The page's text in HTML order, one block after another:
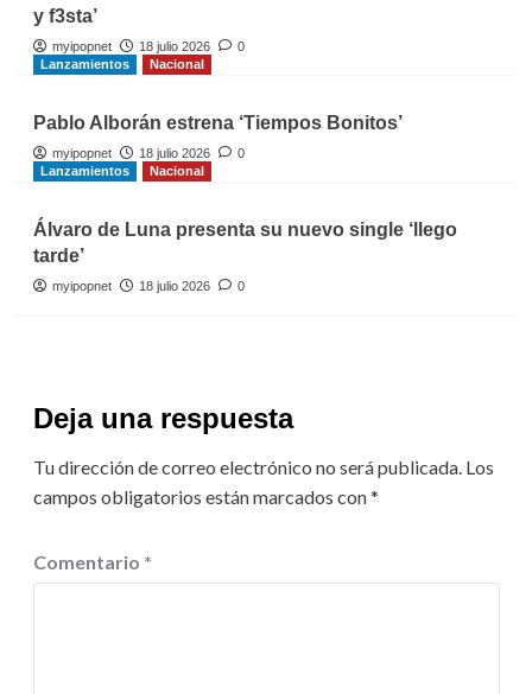
y f3sta’
myipopnet 18 julio 2026
0
Lanzamientos
Nacional
Pablo Alborán estrena ‘Tiempos Bonitos’
myipopnet 18 julio 2026
0
Lanzamientos
Nacional
Álvaro de Luna presenta su nuevo single ‘llego
tarde’
myipopnet 18 julio 2026 0
Deja una respuesta
Tu dirección de correo electrónico no será publicada. Los
campos obligatorios están marcados con*
Comentario *